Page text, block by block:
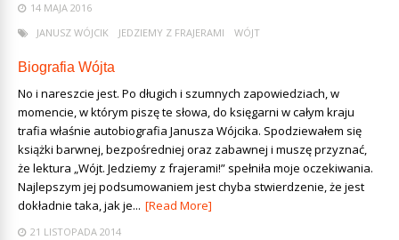
14 MAJA 2016
JANUSZ WÓJCIK
JEDZIEMY Z FRAJERAMI WÓJT
Biografia Wójta
No i nareszcie jest. Po długich i szumnych zapowiedziach, w
momencie, w którym piszę te słowa, do księgarni w całym kraju
trafia właśnie autobiografia Janusza Wójcika. Spodziewałem się
książki barwnej, bezpośredniej oraz zabawnej i muszę przyznać,
że lektura „Wójt. Jedziemy z frajerami!” spełniła moje oczekiwania.
Najlepszym jej podsumowaniem jest chyba stwierdzenie, że jest
dokładnie taka, jak je... [Read More]
21 LISTOPADA 2014